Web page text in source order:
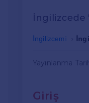
İngilizcede
İngilizcemi
Yayınlanma
Giriş